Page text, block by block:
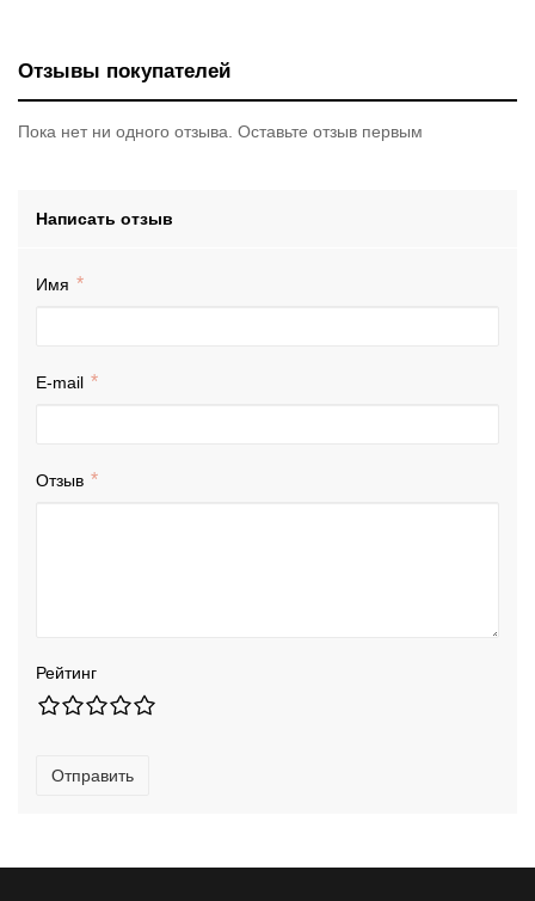
Отзывы покупателей
Пока нет ни одного отзыва. Оставьте отзыв первым
Написать отзыв
Имя
E-mail
Отзыв
Рейтинг
Отправить